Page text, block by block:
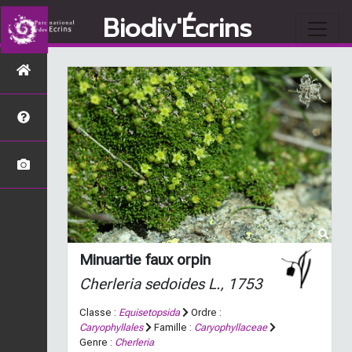
Biodiv'Écrins
Minuartie faux orpin
Cherleria sedoidesL., 1753
Classe : Equisetopsida
Ordre :
Caryophyllales
Famille : Caryophyllaceae
Genre : Cherleria